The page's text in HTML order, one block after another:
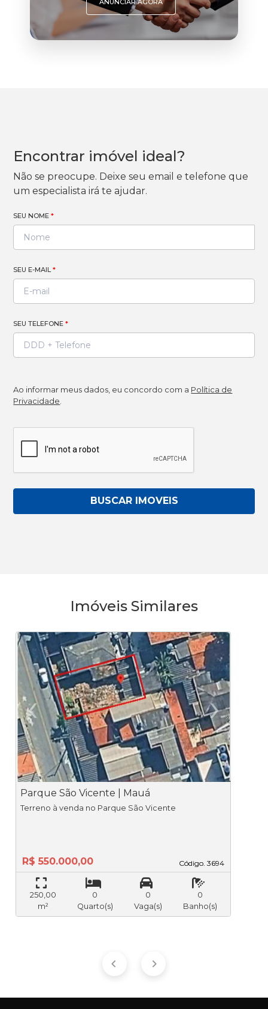
ANUNCIAR AGORA
Encontrar imóvel ideal?
Não se preocupe. Deixe seu email e telefone que
um especialista irá te ajudar.
SEU NOME*
SEU E-MAIL*
SEU TELEFONE*
Ao informar meus dados, eu concordo com a Política de
Privacidade
BUSCAR IMOVEIS
Imóveis Similares
‹
Previous
›
Parque São Vicente | Mauá
Código. 3694
Código. 3694
Terreno à venda no Parque São Vicente
R$ 550.000,00
250,00
m²
0
Quarto(s)
0
Vaga(s)
0
Banho(s)